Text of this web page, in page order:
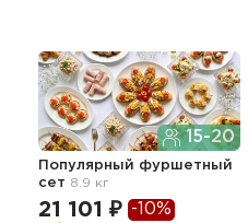
15-20
Популярный фуршетный
сет 8.9 кг
21 101 ₽ -10%